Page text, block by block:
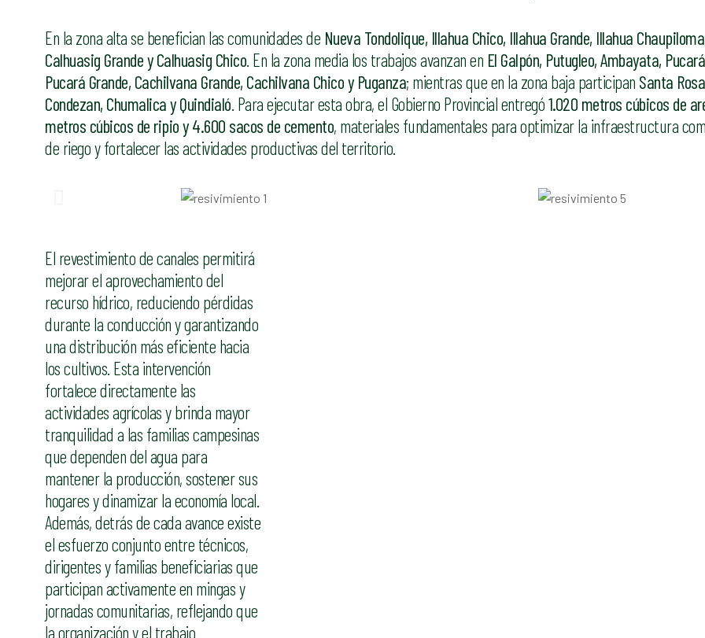
En la zona alta se benefician las comunidades de Nueva Tondolique, Illahua Chico, Illahua Grande, Illahua
Calhuasig Grande y Calhuasig Chico. En la zona media los trabajos avanzan en El Galpón, Putugleo, Ambayata,
Pucará Grande, Cachilvana Grande, Cachilvana Chico y Puganza; mientras que en la zona baja participan Santa
Condezan, Chumalica y Quindialó. Para ejecutar esta obra, el Gobierno Provincial entregó1.020 metros cúbicos de
metros cúbicos de ripio y 4.600 sacos de cemento, materiales fundamentales para optimizar la infraestructura
de riego y fortalecer las actividades productivas del territorio.
El revestimiento de canales permitirá
mejorar el aprovechamiento del
recurso hídrico, reduciendo pérdidas
durante la conducción y garantizando
una distribución más eficiente hacia
los cultivos. Esta intervención
fortalece directamente las
actividades agrícolas y brinda mayor
tranquilidad a las familias campesinas
que dependen del agua para
mantener la producción, sostener sus
hogares y dinamizar la economía local.
Además, detrás de cada avance existe
el esfuerzo conjunto entre técnicos,
dirigentes y familias beneficiarias que
participan activamente en mingas y
jornadas comunitarias, reflejando que
la organización y el trabajo